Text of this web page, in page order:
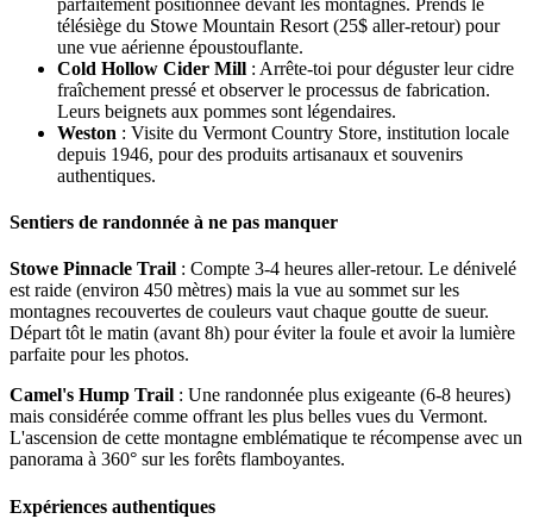
télésiège du Stowe Mountain Resort (25$ aller-retour) pour
une vue aérienne époustouflante.
Cold Hollow Cider Mill : Arrête-toi pour déguster leur cidre
fraîchement pressé et observer le processus de fabrication.
Leurs beignets aux pommes sont légendaires.
Weston : Visite du Vermont Country Store, institution locale
depuis 1946, pour des produits artisanaux et souvenirs
authentiques.
Sentiers de randonnée à ne pas manquer
Stowe Pinnacle Trail : Compte 3-4 heures aller-retour. Le dénivelé
est raide (environ 450 mètres) mais la vue au sommet sur les
montagnes recouvertes de couleurs vaut chaque goutte de sueur.
Départ tôt le matin (avant 8h) pour éviter la foule et avoir la lumière
parfaite pour les photos.
Camel's Hump Trail : Une randonnée plus exigeante (6-8 heures)
mais considérée comme offrant les plus belles vues du Vermont.
L'ascension de cette montagne emblématique te récompense avec un
panorama à 360° sur les forêts flamboyantes.
Expériences authentiques